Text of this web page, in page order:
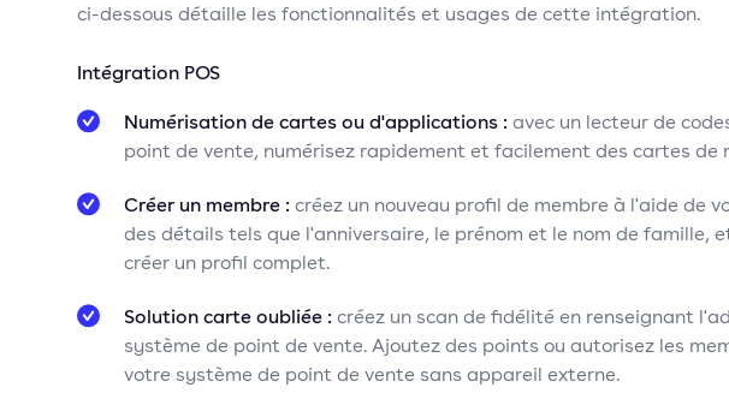
ci-dessous détaille les fonctionnalités et usages de cette intégration.
Intégration POS
Numérisation de cartes ou d'applications :avec un lecteur de
point de vente, numérisez rapidement et facilement des cartes de
Créer un membre :créez un nouveau profil de membre à l'aide de
des détails tels que l'anniversaire, le prénom et le nom de
créer un profil complet.
Solution carte oubliée :créez un scan de fidélité en renseignant
système de point de vente. Ajoutez des points ou autorisez les
votre système de point de vente sans appareil externe.